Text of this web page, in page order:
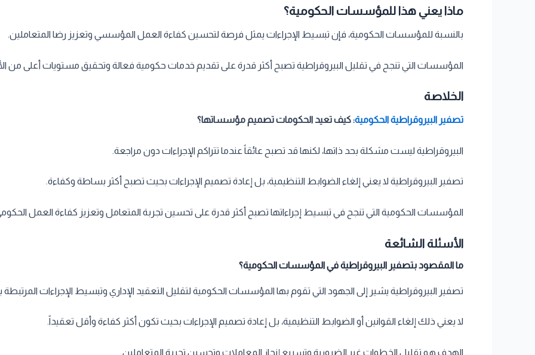
ماذا يعني هذا للمؤسسات الحكومية؟
بالنسبة للمؤسسات الحكومية، فإن تبسيط الإجراءات يمثل فرصة لتحسين كفاءة العمل المؤسسي وتعزيز رضا المتعاملين.
المؤسسات التي تنجح في تقليل البيروقراطية تصبح أكثر قدرة على تقديم خدمات حكومية فعالة وتحقيق مستويات أعلى من
الخلاصة
تصفير البيروقراطية الحكومية:كيف تعيد الحكومات تصميم مؤسساتها؟
البيروقراطية ليست مشكلة بحد ذاتها، لكنها قد تصبح عائقاً عندما تتراكم الإجراءات دون مراجعة.
تصفير البيروقراطية لا يعني إلغاء الضوابط التنظيمية، بل إعادة تصميم الإجراءات بحيث تصبح أكثر بساطة وكفاءة.
المؤسسات الحكومية التي تنجح في تبسيط إجراءاتها تصبح أكثر قدرة على تحسين تجربة المتعامل وتعزيز كفاءة العمل
الأسئلة الشائعة
ما المقصود بتصفير البيروقراطية في المؤسسات الحكومية؟
تصفير البيروقراطية يشير إلى الجهود التي تقوم بها المؤسسات الحكومية لتقليل التعقيد الإداري وتبسيط الإجراءات
لا يعني ذلك إلغاء القوانين أو الضوابط التنظيمية، بل إعادة تصميم الإجراءات بحيث تكون أكثر كفاءة وأقل تعقيداً.
الهدف هو تقليل الخطوات غير الضرورية وتسريع إنجاز المعاملات وتحسين تجربة المتعاملين.